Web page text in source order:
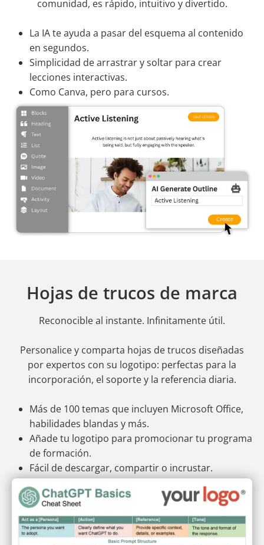
comunidad, es rápido, intuitivo y divertido.
La IA te ayuda a pasar del esquema al contenido
en segundos.
Simplicidad de arrastrar y soltar para crear
lecciones interactivas.
Como Canva, pero para cursos.
Hojas de trucos de marca
Reconocible al instante. Infinitamente útil.
Personalice y comparta hojas de trucos diseñadas
por expertos con su logotipo: perfectas para la
incorporación, el soporte y la referencia diaria.
Más de 100 temas que incluyen Microsoft Office,
habilidades blandas y más.
Añade tu logotipo para promocionar tu programa
de formación.
Fácil de descargar, compartir o incrustar.